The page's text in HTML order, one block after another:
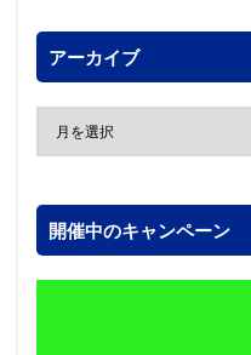
アーカイブ
開催中のキャンペーン